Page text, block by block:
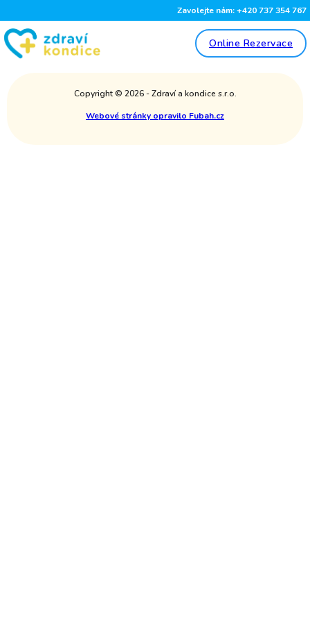
Zavolejte nám: +420 737 354 767
Online Rezervace
Copyright © 2026 - Zdraví a kondice s.r.o.
Webové stránky opravilo Fubah.cz